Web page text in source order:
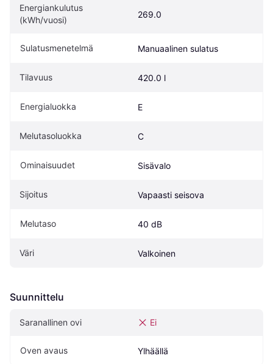
Energiankulutus
(kWh/vuosi)
269.0
Sulatusmenetelmä Manuaalinen sulatus
Tilavuus 420.0 l
Energialuokka E
Melutasoluokka C
Ominaisuudet Sisävalo
Sijoitus Vapaasti seisova
Melutaso 40 dB
Väri Valkoinen
Suunnittelu
Saranallinen ovi Ei
Oven avaus Ylhäällä